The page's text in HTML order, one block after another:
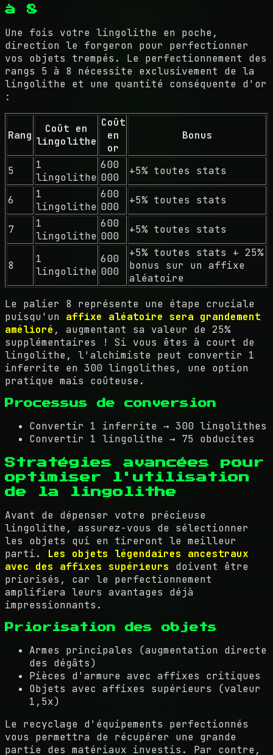
à 8
Une fois votre lingolithe en poche,
direction le forgeron pour perfectionner
vos objets trempés. Le perfectionnement des
rangs 5 à 8 nécessite exclusivement de la
lingolithe et une quantité conséquente d'or
:
Rang
Coût en
lingolithe
Coût
en
or
Bonus
5
1
lingolithe
600
000
+5% toutes stats
6
1
lingolithe
600
000
+5% toutes stats
7
1
lingolithe
600
000
+5% toutes stats
8
1
lingolithe
600
000
+5% toutes stats + 25%
bonus sur un affixe
aléatoire
Le palier 8 représente une étape cruciale
puisqu'un affixe aléatoire sera grandement
amélioré , augmentant sa valeur de 25%
supplémentaires ! Si vous êtes à court de
lingolithe, l'alchimiste peut convertir 1
inferrite en 300 lingolithes, une option
pratique mais coûteuse.
Processus de conversion
Convertir 1 inferrite → 300 lingolithes
Convertir 1 lingolithe → 75 obducites
Stratégies avancées pour
optimiser l'utilisation
de la lingolithe
Avant de dépenser votre précieuse
lingolithe, assurez-vous de sélectionner
les objets qui en tireront le meilleur
parti. Les objets légendaires ancestraux
avec des affixes supérieurs doivent être
priorisés, car le perfectionnement
amplifiera leurs avantages déjà
impressionnants.
Priorisation des objets
Armes principales (augmentation directe
des dégâts)
Pièces d'armure avec affixes critiques
Objets avec affixes supérieurs (valeur
1,5x)
Le recyclage d'équipements perfectionnés
vous permettra de récupérer une grande
partie des matériaux investis. Par contre,